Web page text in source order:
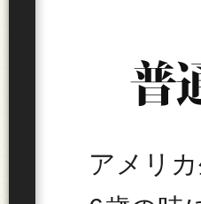
アメリ